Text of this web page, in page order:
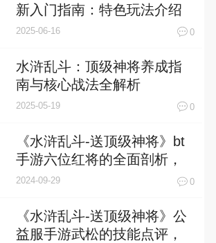
新入门指南：特色玩法介绍
2025-06-16 0
水浒乱斗：顶级神将养成指
南与核心战法全解析
2025-05-19 0
《水浒乱斗-送顶级神将》bt
手游六位红将的全面剖析，
一起来看看吧
2024-09-29 0
《水浒乱斗-送顶级神将》公
益服手游武松的技能点评，